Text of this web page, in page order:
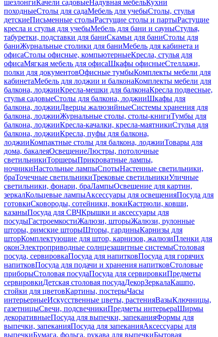
шезлонгиКачели садовыеНадувная мебельКухни
походныеСтолы для садаМебель для учебыСтолы, стулья
детскиеПисьменные столыРастущие столы и партыРастущие
кресла и стулья для учебыМебель для бани и сауныСтулья,
табуретки, подставки для баниСкамьи для баниСтолы для
баниЖурнальные столики для баниМебель для кабинета и
офисаСтолы офисные, компьютерныеКресла, стулья для
офисаМягкая мебель для офисаШкафы офисныеСтеллажи,
полки для документовОфисные тумбыКомплекты мебели для
кабинетаМебель для лоджии и балконаКомплекты мебели для
балкона, лоджииКресла-мешки для балконаКресла подвесные,
стулья садовыеСтолы для балкона, лоджииШкафы для
балкона, лоджииДверцы жалюзийныеСистемы хранения для
балкона, лоджииЖурнальные столы, столы-книгиТумбы для
балкона, лоджииКресла-качалки, кресла-маятникиСтулья для
балкона, лоджииКресла, пуфы для балкона,
лоджииКомпактные столы для балкона, лоджииТовары для
дома, бакалеяОсвещениеЛюстры, потолочные
светильникиТоршерыПрикроватные лампы,
ночникиНастольные лампыСпотыНастенные светильники,
браТочечные светильникиТрековые светильникиУличные
светильники, фонари, браЛампыОсвещение для картин,
зеркалКольцевые лампыАксессуары для освещенияПосуда для
готовкиСковороды, сотейники, вокиКастрюли, ковши,
казаныПосуда для СВЧКрышки и аксессуары для
посудыГастроемкостиЖалюзи, шторыЖалюзи, рулонные
шторы, римские шторыШторы, гардиныКарнизы для
шторКомплектующие для штор, карнизов, жалюзиПленки для
оконЭлектроприводные солнцезащитные системыСтоловая
посуда, сервировкаПосуда для напитковПосуда для горячих
напитковПосуда для подачи и хранения напитковСтоловые
приборыСтоловая посудаПосуда для сервировкиПредметы
сервировкиДетская столовая посудаДекорЗеркалаКашпо,
стойки для цветовКартины, постерыЧасы
интерьерныеИскусственные цветы, растенияВазыКлючницы,
газетницыСвечи, подсвечникиПредметы интерьераШирмы
декоративныеПосуда для выпечки, запеканияФормы для
выпечки, запеканияПосуда для запеканияАксессуары для
выпечкиБумага, фольга, рукава для выпечкиБытовая